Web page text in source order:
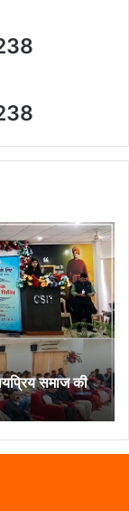
समाज की